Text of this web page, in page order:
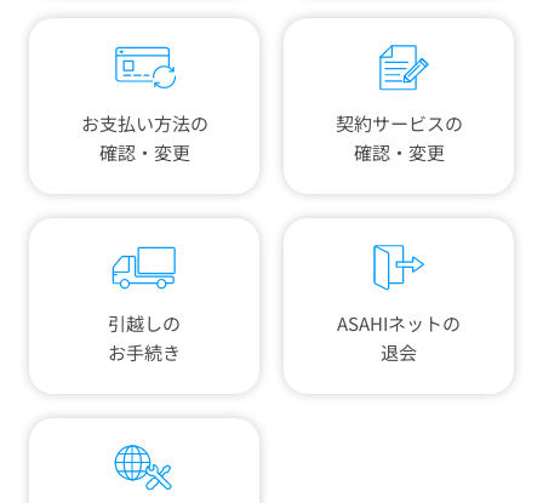
お支払い方法の
確認・変更
契約サービスの
確認・変更
引越しの
お手続き
ASAHIネットの
退会